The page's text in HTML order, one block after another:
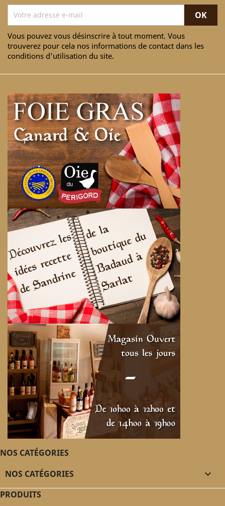
Vous pouvez vous désinscrire à tout moment. Vous
trouverez pour cela nos informations de contact dans les
conditions d'utilisation du site.
NOS CATÉGORIES
NOS CATÉGORIES

PRODUITS